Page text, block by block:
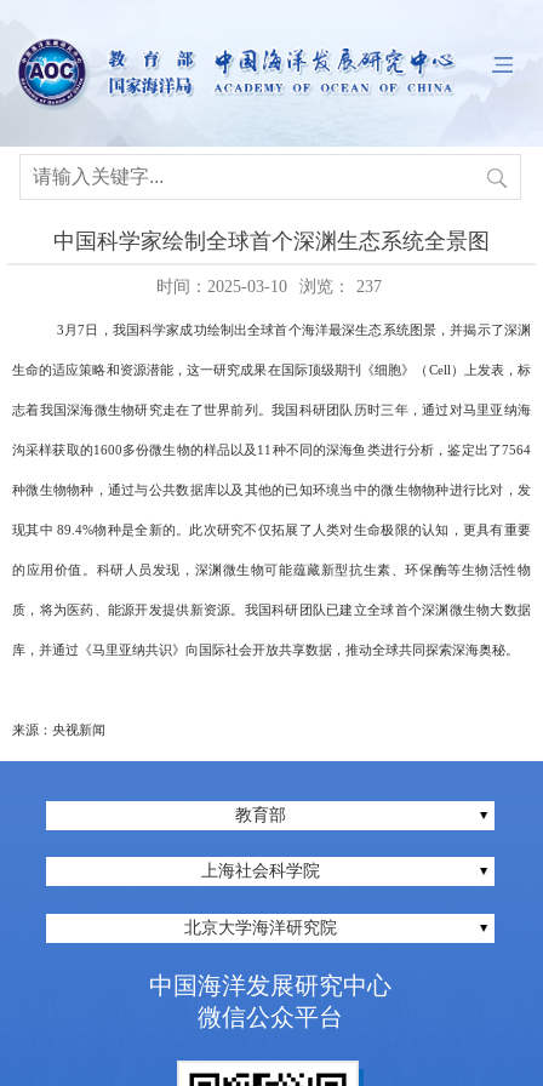
中国科学家绘制全球首个深渊生态系统全景图
时间：2025-03-10 浏览： 237
3 月7日， 我国科学家成功绘制出全球首个海洋最深生态系统图景，并揭示了深渊
生命的适应策略和资源潜能，这一研究成果在国际顶级期刊《细胞》（Cell）上发表，标
志着我国深海微生物研究走在了世界前列。我国科研团队历时三年，通过对马里亚纳海
沟采样获取的1600多份微生物的样品以及 11种不同的深海鱼类进行分析，鉴定出了7564
种微生物物种，通过与公共数据库以及其他的已知环境当中的微生物物种进行比对，发
现其中 89.4%物种是全新的。 此次研究不仅拓展了人类对生命极限的认知，更具有重要
的应用价值。科研人员发现，深渊微生物可能蕴藏新型抗生素、环保酶等生物活性物
质，将为医药、能源开发提供新资源。我国科研团队已建立全球首个深渊微生物大数据
库，并通过《马里亚纳共识》向国际社会开放共享数据，推动全球共同探索深海奥秘。
来源：央视新闻
教育部
上海社会科学院
北京大学海洋研究院
中国海洋发展研究中心
微信公众平台